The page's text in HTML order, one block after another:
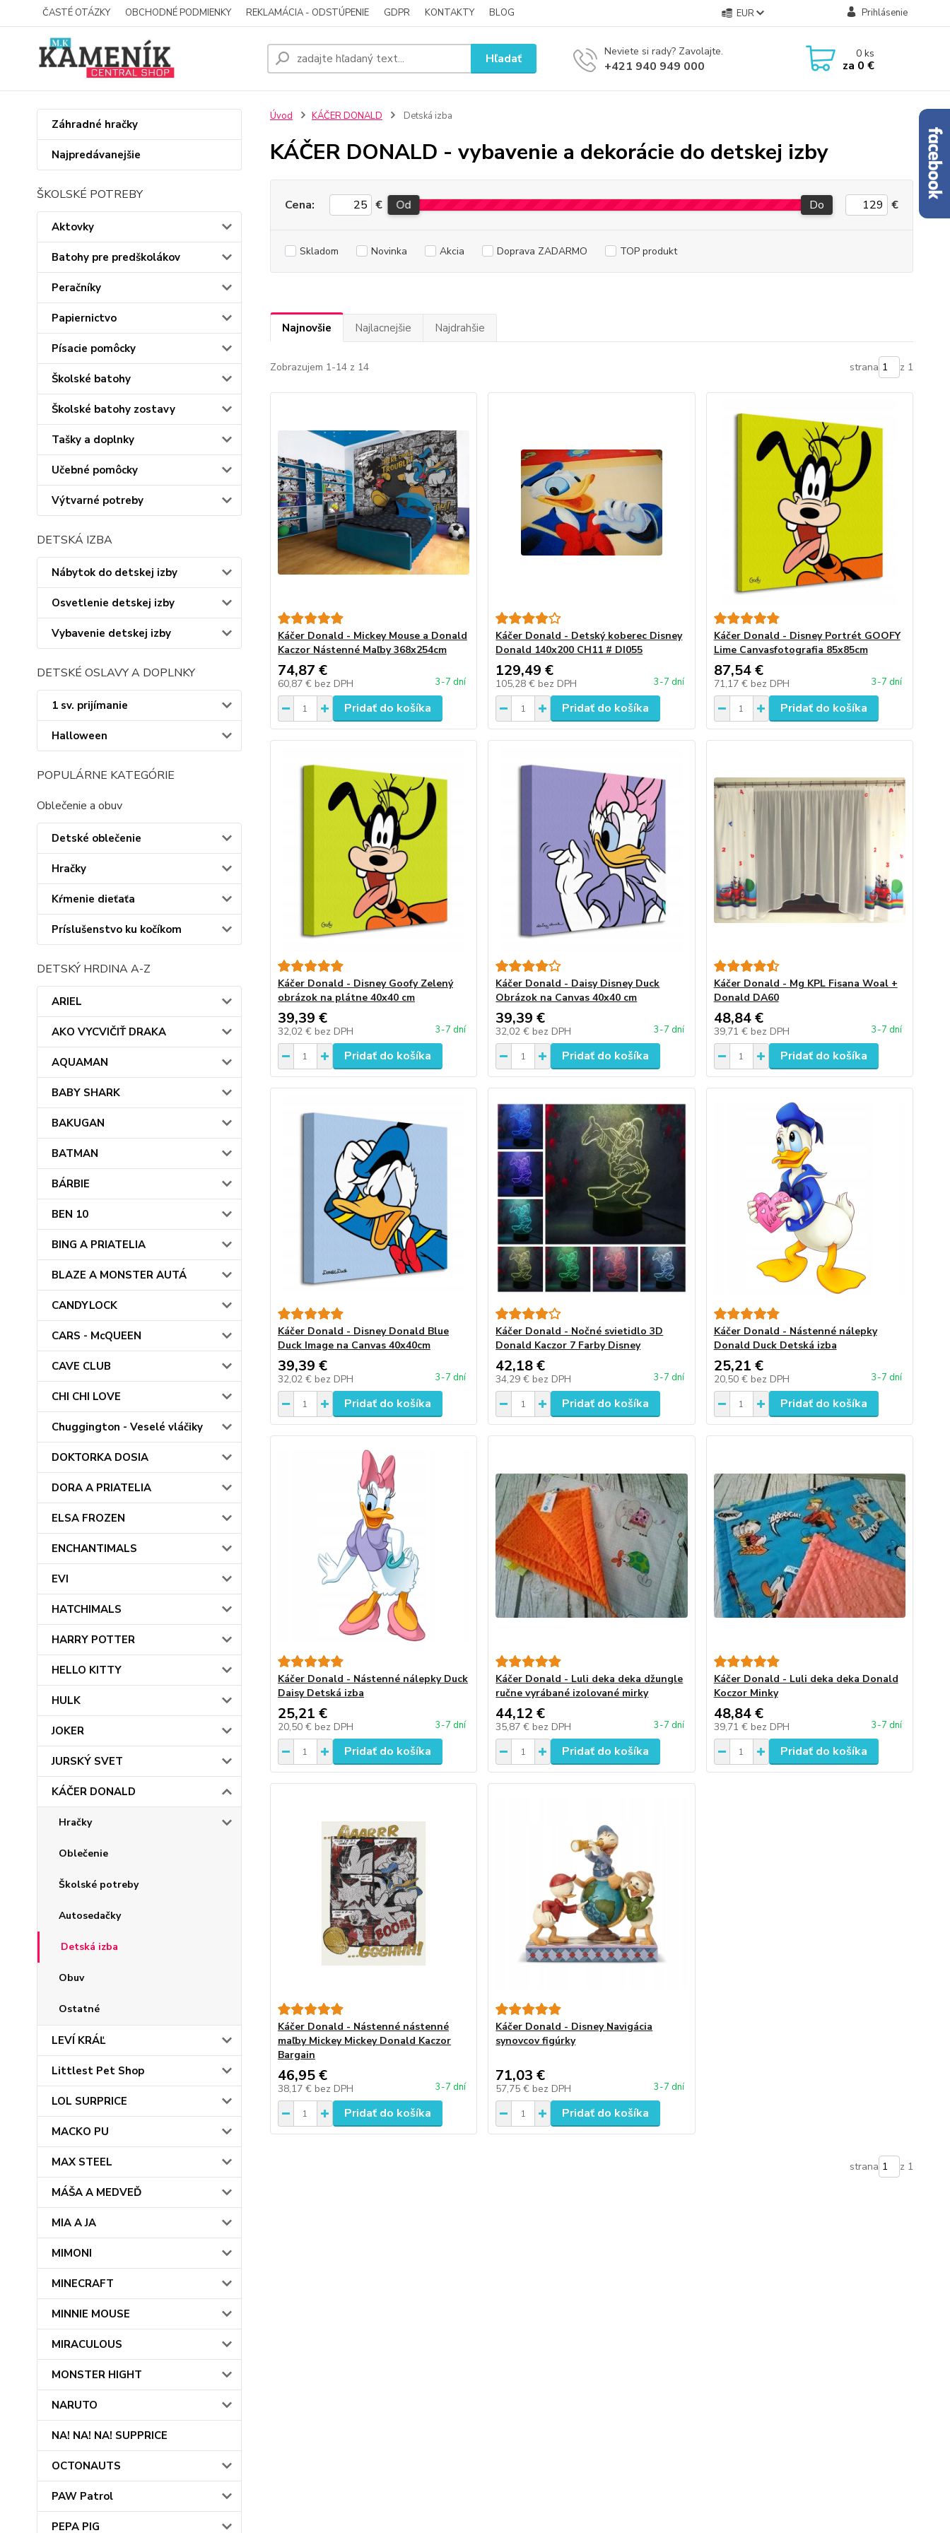
ČASTÉ OTÁZKY OBCHODNÉ PODMIENKY REKLAMÁCIA - ODSTÚPENIE GDPR KONTAKTY BLOG EUR Prihlásenie
Hľadať Neviete si rady? Zavolajte.
+421 940 949 000
0ks
za 0 €
Záhradné hračky
Najpredávanejšie
ŠKOLSKÉ POTREBY
Aktovky
Batohy pre predškolákov
Peračníky
Papiernictvo
Písacie pomôcky
Školské batohy
Školské batohy zostavy
Tašky a doplnky
Učebné pomôcky
Výtvarné potreby
DETSKÁ IZBA
Nábytok do detskej izby
Osvetlenie detskej izby
Vybavenie detskej izby
DETSKÉ OSLAVY A DOPLNKY
1 sv. prijímanie
Halloween
POPULÁRNE KATEGÓRIE
Oblečenie a obuv
Detské oblečenie
Hračky
Kŕmenie dieťaťa
Príslušenstvo ku kočíkom
DETSKÝ HRDINA A-Z
ARIEL
AKO VYCVIČIŤ DRAKA
AQUAMAN
BABY SHARK
BAKUGAN
BATMAN
BÁRBIE
BEN 10
BING A PRIATELIA
BLAZE A MONSTER AUTÁ
CANDYLOCK
CARS - McQUEEN
CAVE CLUB
CHI CHI LOVE
Chuggington - Veselé vláčiky
DOKTORKA DOSIA
DORA A PRIATELIA
ELSA FROZEN
ENCHANTIMALS
EVI
HATCHIMALS
HARRY POTTER
HELLO KITTY
HULK
JOKER
JURSKÝ SVET
KÁČER DONALD
Hračky
Oblečenie
Školské potreby
Autosedačky
Detská izba
Obuv
Ostatné
LEVÍ KRÁĽ
Littlest Pet Shop
LOL SURPRICE
MACKO PU
MAX STEEL
MÁŠA A MEDVEĎ
MIA A JA
MIMONI
MINECRAFT
MINNIE MOUSE
MIRACULOUS
MONSTER HIGHT
NARUTO
NA! NA! NA! SUPPRICE
OCTONAUTS
PAW Patrol
PEPA PIG
Úvod KÁČER DONALD Detská izba
KÁČER DONALD - vybavenie a dekorácie do detskej izby
Cena: € Od Do €
Skladom Novinka Akcia Doprava ZADARMO TOP produkt
Najnovšie Najlacnejšie Najdrahšie
Zobrazujem 1-14 z 14 strana z 1
Káčer Donald - Mickey Mouse a Donald
Kaczor Nástenné Maľby 368x254cm
74,87 €
60,87 € bez DPH 3-7 dní
Pridať do košíka
Káčer Donald - Detský koberec Disney
Donald 140x200 CH11 # DI055
129,49 €
105,28 € bez DPH 3-7 dní
Pridať do košíka
Káčer Donald - Disney Portrét GOOFY
Lime Canvasfotografia 85x85cm
87,54 €
71,17 € bez DPH 3-7 dní
Pridať do košíka
Káčer Donald - Disney Goofy Zelený
obrázok na plátne 40x40 cm
39,39 €
32,02 € bez DPH 3-7 dní
Pridať do košíka
Káčer Donald - Daisy Disney Duck
Obrázok na Canvas 40x40 cm
39,39 €
32,02 € bez DPH 3-7 dní
Pridať do košíka
Káčer Donald - Mg KPL Fisana Woal +
Donald DA60
48,84 €
39,71 € bez DPH 3-7 dní
Pridať do košíka
Káčer Donald - Disney Donald Blue
Duck Image na Canvas 40x40cm
39,39 €
32,02 € bez DPH 3-7 dní
Pridať do košíka
Káčer Donald - Nočné svietidlo 3D
Donald Kaczor 7 Farby Disney
42,18 €
34,29 € bez DPH 3-7 dní
Pridať do košíka
Káčer Donald - Nástenné nálepky
Donald Duck Detská izba
25,21 €
20,50 € bez DPH 3-7 dní
Pridať do košíka
Káčer Donald - Nástenné nálepky Duck
Daisy Detská izba
25,21 €
20,50 € bez DPH 3-7 dní
Pridať do košíka
Káčer Donald - Luli deka deka džungle
ručne vyrábané izolované mirky
44,12 €
35,87 € bez DPH 3-7 dní
Pridať do košíka
Káčer Donald - Luli deka deka Donald
Koczor Minky
48,84 €
39,71 € bez DPH 3-7 dní
Pridať do košíka
Káčer Donald - Nástenné nástenné
maľby Mickey Mickey Donald Kaczor
Bargain
46,95 €
38,17 € bez DPH 3-7 dní
Pridať do košíka
Káčer Donald - Disney Navigácia
synovcov figúrky
71,03 €
57,75 € bez DPH 3-7 dní
Pridať do košíka
strana z 1